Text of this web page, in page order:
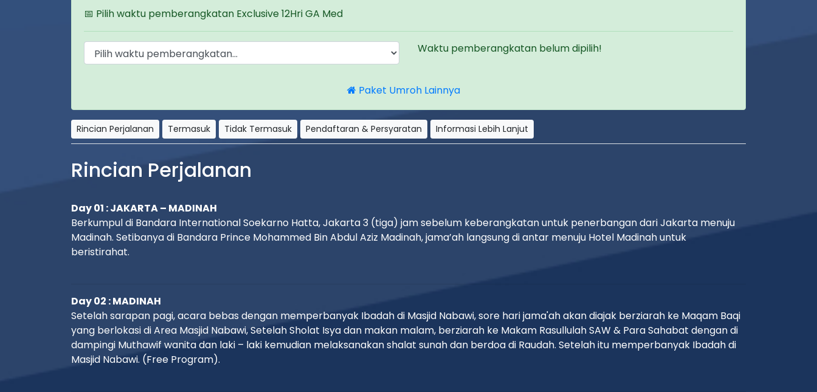
📅 Pilih waktu pemberangkatan Exclusive 12Hri GA Med
Waktu pemberangkatan belum dipilih!
Paket Umroh Lainnya
Rincian Perjalanan Termasuk Tidak Termasuk Pendaftaran & Persyaratan Informasi Lebih Lanjut
Rincian Perjalanan
Day 01 : JAKARTA – MADINAH
Berkumpul di Bandara International Soekarno Hatta, Jakarta 3 (tiga) jam sebelum keberangkatan untuk penerbangan dari Jakarta menuju
Madinah. Setibanya di Bandara Prince Mohammed Bin Abdul Aziz Madinah, jama’ah langsung di antar menuju Hotel Madinah untuk
beristirahat.
Day 02 : MADINAH
Setelah sarapan pagi, acara bebas dengan memperbanyak Ibadah di Masjid Nabawi, sore hari jama'ah akan diajak berziarah ke Maqam Baqi
yang berlokasi di Area Masjid Nabawi, Setelah Sholat Isya dan makan malam, berziarah ke Makam Rasullulah SAW & Para Sahabat dengan di
dampingi Muthawif wanita dan laki – laki kemudian melaksanakan shalat sunah dan berdoa di Raudah. Setelah itu memperbanyak Ibadah di
Masjid Nabawi. (Free Program).